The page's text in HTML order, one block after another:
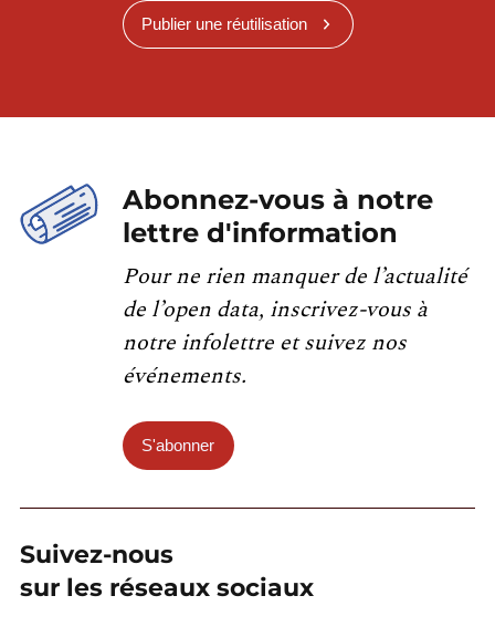
Publier une réutilisation
Abonnez-vous à notre
lettre d'information
Pour ne rien manquer de l’actualité
de l’open data, inscrivez-vous à
notre infolettre et suivez nos
événements.
S'abonner
Suivez-nous
sur les réseaux sociaux